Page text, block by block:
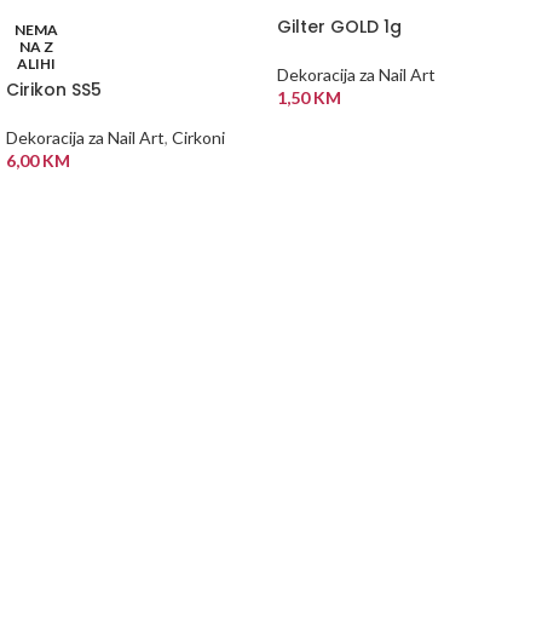
NEMA
NA Z
ALIHI
Cirikon SS5
Dekoracija za Nail Art, Cirkoni
6,00KM
Gilter GOLD 1g
Dekoracija za Nail Art
1,50KM